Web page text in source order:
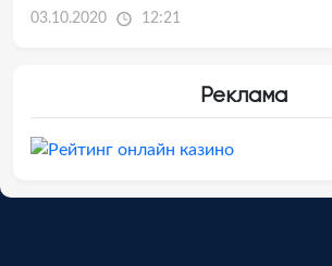
03.10.2020 12:21
Реклама